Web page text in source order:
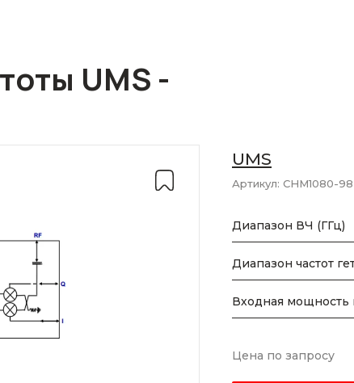
UMS -
UMS
Артикул: CHM1080-
Диапазон ВЧ (ГГц)
Диапазон частот
Входная мощность
Цена по запросу